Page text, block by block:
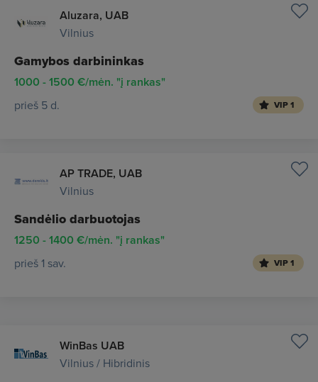
Aluzara, UAB
Vilnius
Gamybos darbininkas
1000 - 1500 €/mėn. "į rankas"
prieš 5 d. VIP 1
AP TRADE, UAB
Vilnius
Sandėlio darbuotojas
1250 - 1400 €/mėn. "į rankas"
prieš 1 sav. VIP 1
WinBas UAB
Vilnius / Hibridinis